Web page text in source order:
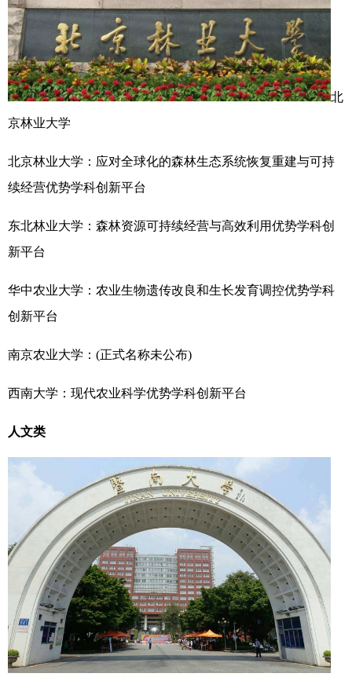
北
京林业大学
北京林业大学：应对全球化的森林生态系统恢复重建与可持
续经营优势学科创新平台
东北林业大学：森林资源可持续经营与高效利用优势学科创
新平台
华中农业大学：农业生物遗传改良和生长发育调控优势学科
创新平台
南京农业大学：(正式名称未公布)
西南大学：现代农业科学优势学科创新平台
人文类